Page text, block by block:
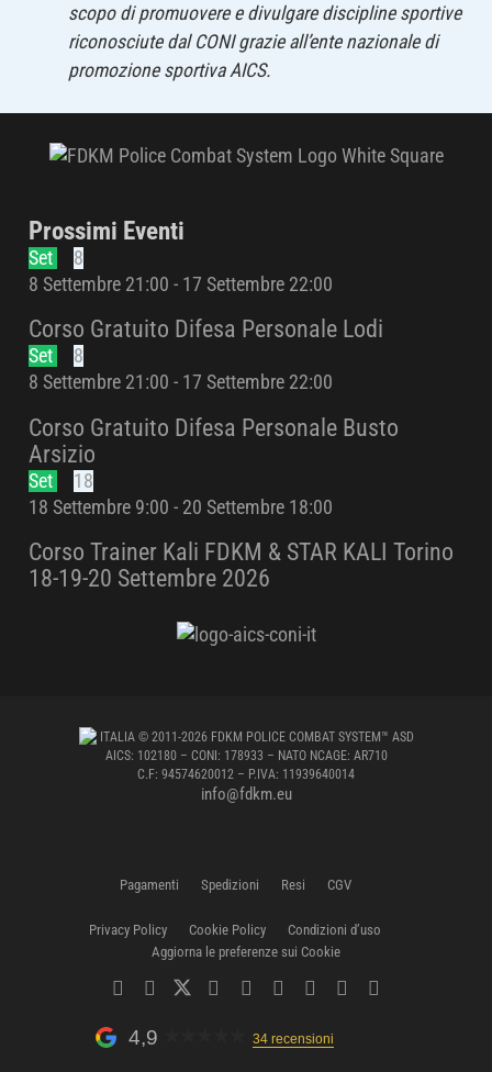
scopo di promuovere e divulgare discipline sportive
riconosciute dal CONI grazie all’ente nazionale di
promozione sportiva AICS.
Prossimi Eventi
Set
8
8 Settembre 21:00 - 17 Settembre 22:00
Corso Gratuito Difesa Personale Lodi
Set
8
8 Settembre 21:00 - 17 Settembre 22:00
Corso Gratuito Difesa Personale Busto
Arsizio
Set
18
18 Settembre 9:00 - 20 Settembre 18:00
Corso Trainer Kali FDKM & STAR KALI Torino
18-19-20 Settembre 2026
ITALIA© 2011-2026 FDKM POLICE COMBAT SYSTEM™ ASD
AICS: 102180 – CONI: 178933 – NATO NCAGE: AR710
C.F: 94574620012 – P.IVA: 11939640014
info@fdkm.eu
Pagamenti Spedizioni Resi CGV
Privacy Policy Cookie Policy
Condizioni d’uso
Aggiorna le preferenze sui Cookie
4,9 34 recensioni